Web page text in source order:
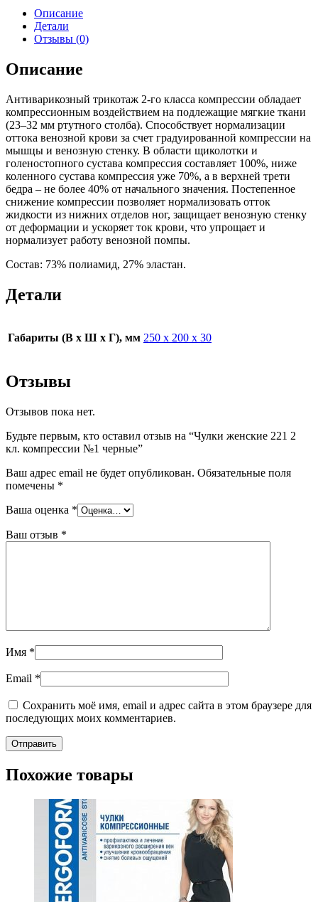
Описание
Детали
Отзывы (0)
Описание
Антиварикозный трикотаж 2-го класса компрессии обладает
компрессионным воздействием на подлежащие мягкие ткани
(23–32 мм ртутного столба). Способствует нормализации
оттока венозной крови за счет градуированной компрессии на
мышцы и венозную стенку. В области щиколотки и
голеностопного сустава компрессия составляет 100%, ниже
коленного сустава компрессия уже 70%, а в верхней трети
бедра – не более 40% от начального значения. Постепенное
снижение компрессии позволяет нормализовать отток
жидкости из нижних отделов ног, защищает венозную стенку
от деформации и ускоряет ток крови, что упрощает и
нормализует работу венозной помпы.
Состав: 73% полиамид, 27% эластан.
Детали
Габариты (В х Ш х Г), мм 250 х 200 х 30
Отзывы
Отзывов пока нет.
Будьте первым, кто оставил отзыв на “Чулки женские 221 2
кл. компрессии №1 черные”
Ваш адрес email не будет опубликован. Обязательные поля
помечены *
Ваша оценка *
Ваш отзыв *
Имя *
Email *
Сохранить моё имя, email и адрес сайта в этом браузере для
последующих моих комментариев.
Похожие товары